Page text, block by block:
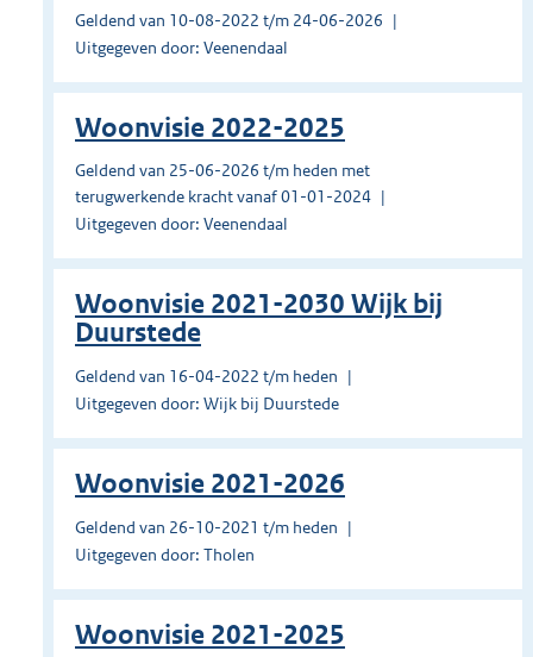
Geldend van 10-08-2022 t/m 24-06-2026
Uitgegeven door: Veenendaal
Woonvisie 2022-2025
Geldend van 25-06-2026 t/m heden met
terugwerkende kracht vanaf 01-01-2024
Uitgegeven door: Veenendaal
Woonvisie 2021-2030 Wijk bij
Duurstede
Geldend van 16-04-2022 t/m heden
Uitgegeven door: Wijk bij Duurstede
Woonvisie 2021-2026
Geldend van 26-10-2021 t/m heden
Uitgegeven door: Tholen
Woonvisie 2021-2025